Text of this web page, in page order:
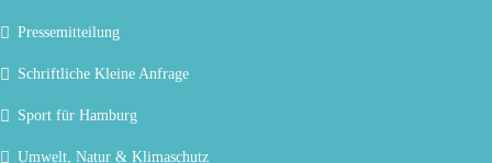
Pressemitteilung
Schriftliche Kleine Anfrage
Sport für Hamburg
Umwelt, Natur & Klimaschutz